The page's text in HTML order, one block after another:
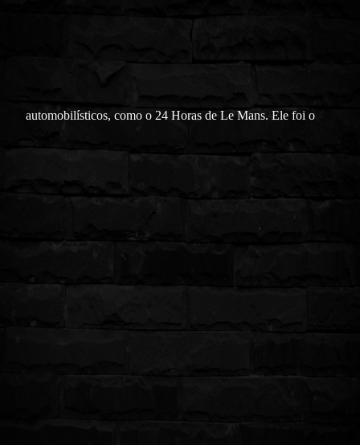
automobilísticos, como o 24 Horas de Le Mans. Ele foi o